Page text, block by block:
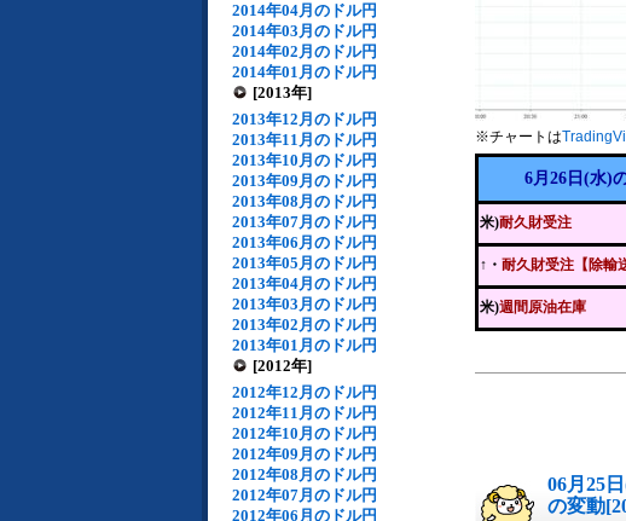
2014年04月のドル円
2014年03月のドル円
2014年02月のドル円
2014年01月のドル円
[2013年]
2013年12月のドル円
2013年11月のドル円
2013年10月のドル円
2013年09月のドル円
2013年08月のドル円
2013年07月のドル円
2013年06月のドル円
2013年05月のドル円
2013年04月のドル円
2013年03月のドル円
2013年02月のドル円
2013年01月のドル円
[2012年]
2012年12月のドル円
2012年11月のドル円
2012年10月のドル円
2012年09月のドル円
2012年08月のドル円
2012年07月のドル円
2012年06月のドル円
※チャートは
6月26日(水)
米)耐久財受注
↑・ 耐久財受注【除輸
米)週間原油在庫
06月25
の変動